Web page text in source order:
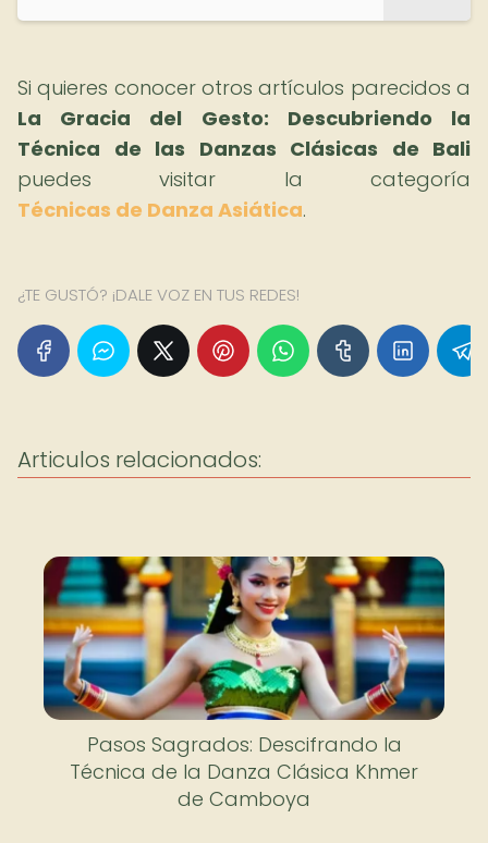
Si quieres conocer otros artículos parecidos a
La Gracia del Gesto: Descubriendo la
Técnica de las Danzas Clásicas de Bali
puedes visitar la categoría
Técnicas de Danza Asiática.
¿TE GUSTÓ? ¡DALE VOZ EN TUS REDES!
Articulos relacionados:
Pasos Sagrados: Descifrando la
Técnica de la Danza Clásica Khmer
de Camboya